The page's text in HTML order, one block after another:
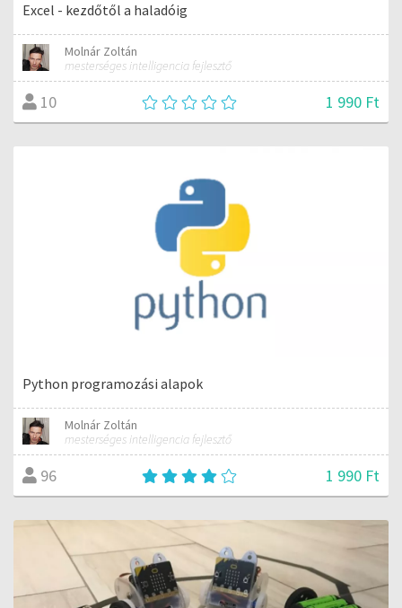
Excel - kezdőtől a haladóig
Molnár Zoltán
mesterséges intelligencia fejlesztő
10 1 990 Ft
Python programozási alapok
Molnár Zoltán
mesterséges intelligencia fejlesztő
96 1 990 Ft